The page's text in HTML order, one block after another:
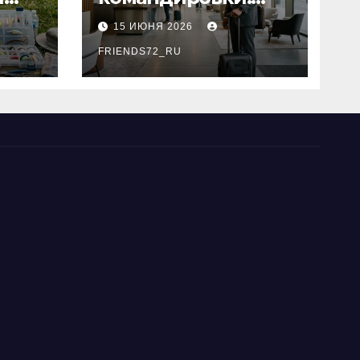
основные
критерии выбора
15 ИЮНЯ 2026
FRIENDS72_RU